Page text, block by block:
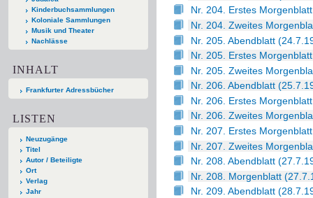
Kinderbuchsammlungen
Koloniale Sammlungen
Musik und Theater
Nachlässe
INHALT
Frankfurter Adressbücher
LISTEN
Neuzugänge
Titel
Autor / Beteiligte
Ort
Verlag
Jahr
Nr. 204. Erstes
Nr. 204. Zweites
Nr. 205. Abendblatt
Nr. 205. Erstes
Nr. 205. Zweites
Nr. 206. Abendblatt
Nr. 206. Erstes
Nr. 206. Zweites
Nr. 207. Erstes
Nr. 207. Zweites
Nr. 208. Abendblatt
Nr. 208. Morgenblatt
Nr. 209. Abendblatt